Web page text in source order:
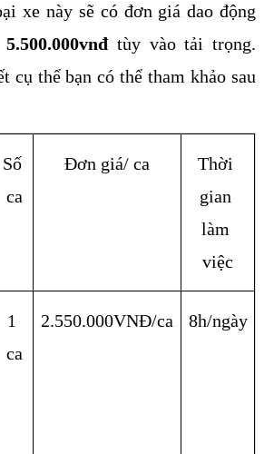
xe này sẽ có đơn giá dao động
tùy vào tải trọng.
cụ thể bạn có thể tham khảo sau
Số
ca
Đơn giá/ ca
Thời
gian
làm
việc
1
ca
2.550.000VNĐ/ca 8h/ngày